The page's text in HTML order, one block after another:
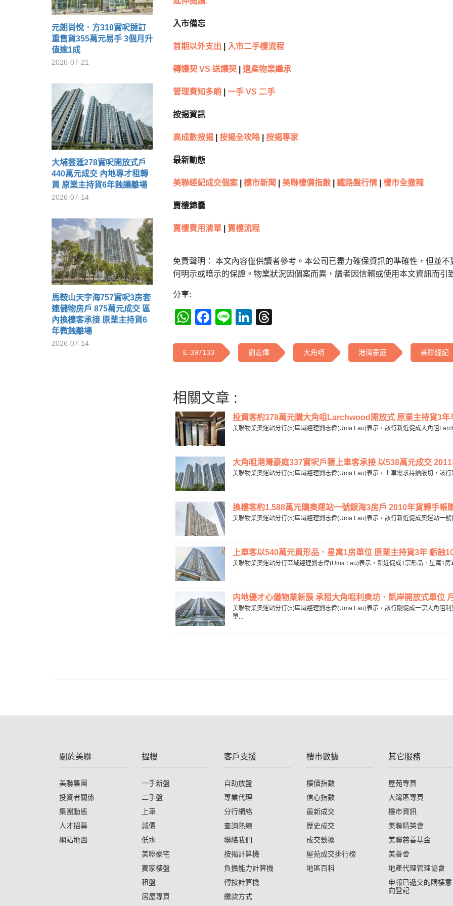
元朗尚悅．方310實呎撻訂
重售貨355萬元易手 3個月升
值逾1成
2026-07-21
大埔雲滙278實呎開放式戶
440萬元成交 內地專才租轉
買 原業主持貨6年蝕讓離場
2026-07-14
馬鞍山天宇海757實呎3房套
連儲物房戶 875萬元成交 區
內換樓客承接 原業主持貨6
年微蝕離場
2026-07-14
入市備忘
首期以外支出 入市二手樓流程
轉讓契 VS 送讓契 遺產物業繼承
管理費知多啲 一手 VS 二手
按揭資訊
高成數按揭 按揭全攻略| 按揭專家
最新動態
美聯經紀成交個案 樓市新聞 美聯樓價指數 鐵路盤行情 樓市全撤辣
賣樓錦囊
賣樓費用清單 賣樓流程
免責聲明： 本文內容僅供讀者參考。本公司已盡力確保資訊的準確性，但並
何明示或暗示的保證。物業狀況因個案而異，讀者因信賴或使用本文資訊而引
分享:
WhatsApp
Facebook
LineLinkedIn
E-397133 劉志偉 大角咀 港灣豪庭 美聯經紀
相關文章 :
投資客約378萬元購大角咀Larchwood開放式 原業主持貨3年
美聯物業奧運站分行(5)區域經理劉志偉(Uma Lau)表示，該行新近促成大角咀
大角咀港灣豪庭337實呎戶獲上車客承接 以538萬元成交
美聯物業奧運站分行(5)區域經理劉志偉(Uma Lau)表示，上車需求持續殷切，該
換樓客約1,588萬元購奧運站一號銀海3房戶 2010年貨轉手帳
美聯物業奧運站分行(5)區域經理劉志偉(Uma Lau)表示，該行新近促成奧運站一
上車客以540萬元買形品．星寓1房單位 原業主持貨3年 虧蝕
美聯物業奧運站分行區域經理劉志偉(Uma Lau)表示，新近促成1宗形品．星寓1
内地優才心儀物業新簇 承租大角咀利奧坊．凱岸開放式單位
美聯物業奧運站分行(5)區域經理劉志偉(Uma Lau)表示，該行剛促成一宗大角咀
單...
關於美聯
美聯集團
投資者關係
集團動態
人才招募
網站地圖
搵樓
一手新盤
二手盤
上車
減價
低水
美聯豪宅
獨家樓盤
租盤
居屋專頁
客戶支援
自助放盤
專業代理
分行網絡
查詢熱線
聯絡我們
按揭計算機
負擔能力計算機
轉按計算機
繳款方式
樓市數據
樓價指數
信心指數
最新成交
歷史成交
成交數據
屋苑成交排行榜
地區百科
其它服務
屋苑專頁
大灣區專頁
樓市資訊
美聯精英會
美聯慈善基金
美善會
地產代理管理協會
申報已遞交的購樓意
向登記